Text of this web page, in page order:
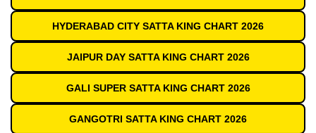
HYDERABAD CITY SATTA KING CHART 2026
JAIPUR DAY SATTA KING CHART 2026
GALI SUPER SATTA KING CHART 2026
GANGOTRI SATTA KING CHART 2026